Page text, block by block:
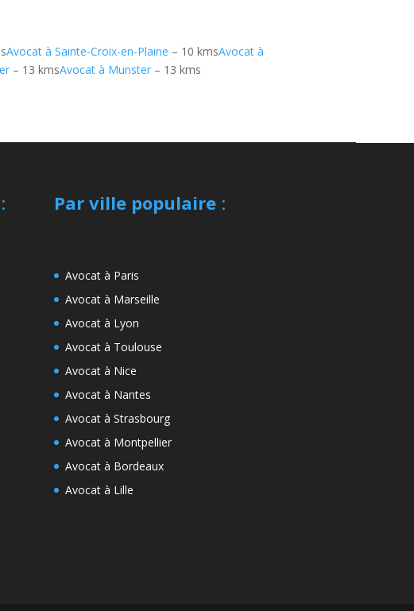
Avocat à Sainte-Croix-en-Plaine – 10 kmsAvocat à
– 13 kmsAvocat à Munster – 13 kms
Par ville populaire:
Avocat à Paris
Avocat à Marseille
Avocat à Lyon
Avocat à Toulouse
Avocat à Nice
Avocat à Nantes
Avocat à Strasbourg
Avocat à Montpellier
Avocat à Bordeaux
Avocat à Lille